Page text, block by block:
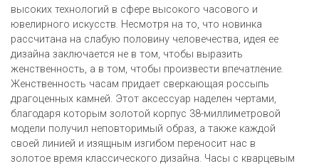
высоких технологий в сфере высокого часового и
ювелирного искусств. Несмотря на то, что новинка
рассчитана на слабую половину человечества, идея ее
дизайна заключается не в том, чтобы выразить
женственность, а в том, чтобы произвести впечатление.
Женственность часам придает сверкающая россыпь
драгоценных камней. Этот аксессуар наделен чертами,
благодаря которым золотой корпус 38-миллиметровой
модели получил неповторимый образ, а также каждой
своей линией и изящным изгибом переносит нас в
золотое время классического дизайна. Часы с кварцевым